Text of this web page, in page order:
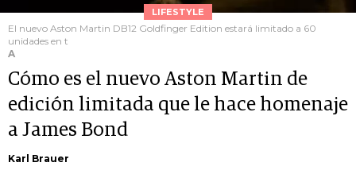
LIFESTYLE
El nuevo Aston Martin DB12 Goldfinger Edition estará limitado a 60
unidades en t
A
Cómo es el nuevo Aston Martin de
edición limitada que le hace homenaje
a James Bond
Karl Brauer